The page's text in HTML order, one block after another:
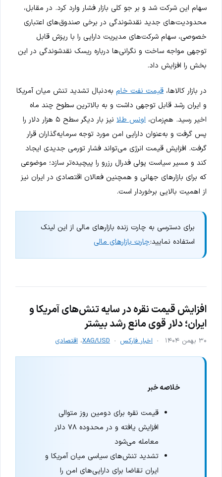
سهام این شرکت شد و بر جو کلی بازار فشار وارد کرد. در مقابل،
محدودیت‌های جدید نقدشوندگی در برخی صندوق‌های اعتباری
خصوصی، سهام شرکت‌های مدیریت دارایی را با ریزش قابل
توجهی مواجه ساخت و نگرانی‌ها درباره ریسک نقدشوندگی در این
بخش را افزایش داد.
در بازار کالاها، قیمت نفت خام به‌دنبال تشدید تنش میان آمریکا
و ایران رشد قابل توجهی داشت و به بالاترین سطوح چند ماه
اخیر رسید. هم‌زمان، اونس طلا
نیز بار دیگر سطح ۵ هزار دلار را
پس گرفت و به‌عنوان دارایی امن مورد توجه سرمایه‌گذاران قرار
گرفت. افزایش قیمت انرژی می‌تواند فشار تورمی جدیدی ایجاد
کند و مسیر سیاست پولی فدرال رزرو را پیچیده‌تر سازد؛ موضوعی
که برای بازارهای جهانی و همچنین فعالان اقتصادی در ایران نیز
از اهمیت بالایی برخوردار است.
برای دسترسی به چارت زنده بازارهای مالی از این لینک
استفاده نمایید:چارت بازارهای مالی
افزایش قیمت نقره در سایه تنش‌های آمریکا و
ایران؛ دلار قوی مانع رشد بیشتر
۳۰ بهمن ۱۴۰۴ اخبار فارکس XAG/USD، اقتصادی
خلاصه خبر
قیمت نقره برای دومین روز متوالی
افزایش یافته و در محدوده ۷۸ دلار
معامله می‌شود
تشدید تنش‌های سیاسی میان آمریکا و
ایران تقاضا برای دارایی‌های امن را